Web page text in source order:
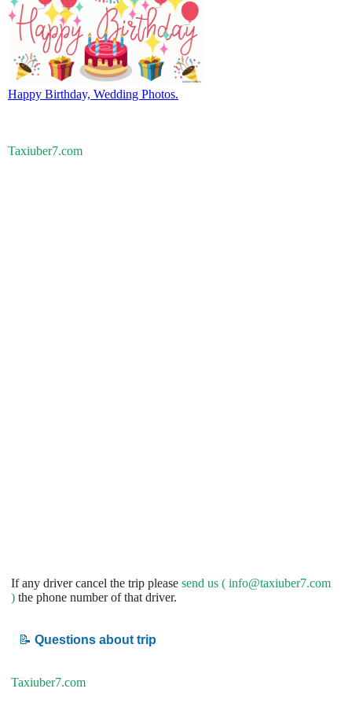
Happy Birthday, Wedding Photos.
Taxiuber7.com
If any driver cancel the trip please send us ( info@taxiuber7.com
) the phone number of that driver.
📝 Questions about trip
Taxiuber7.com